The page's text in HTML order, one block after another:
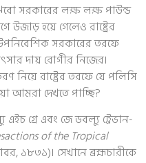
সরকারের লক্ষ লক্ষ পাউন্ড
উজাড় হয়ে গেলেও রাষ্ট্রের
সরকারের তরফে
দায় রোগীর নিজের।
নিয়ে রাষ্ট্রের তরফে যে পলিসি
আমরা দেখতে পাচ্ছি?
গ্রে এবং জে ডবল্যু ট্রেভান-
of the Tropical
১৮৩১)। সেখানে ব্রহ্মচারীকে